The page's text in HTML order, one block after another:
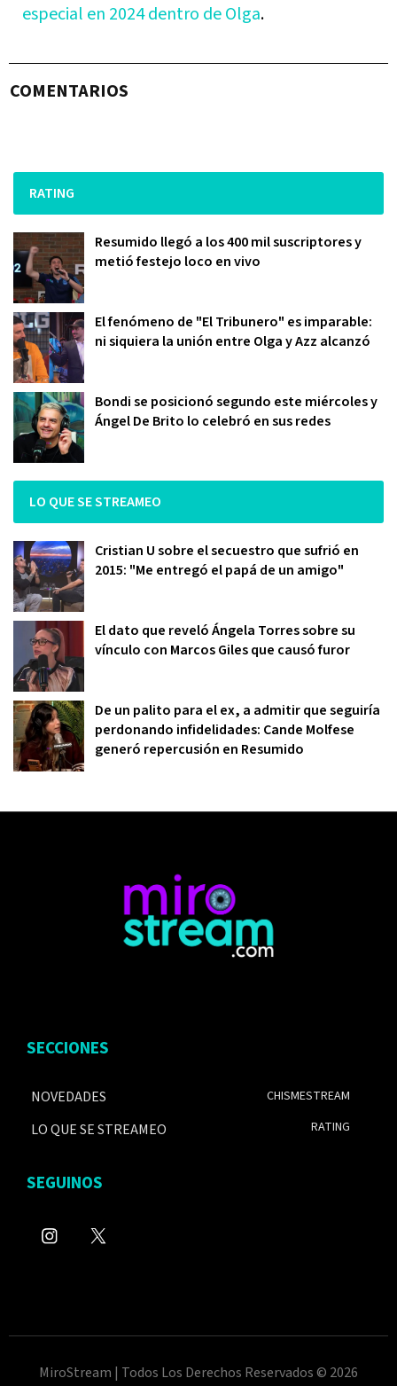
especial en 2024 dentro de Olga.
COMENTARIOS
RATING
Resumido llegó a los 400 mil suscriptores y
metió festejo loco en vivo
El fenómeno de "El Tribunero" es imparable:
ni siquiera la unión entre Olga y Azz alcanzó
Bondi se posicionó segundo este miércoles y
Ángel De Brito lo celebró en sus redes
LO QUE SE STREAMEO
Cristian U sobre el secuestro que sufrió en
2015: "Me entregó el papá de un amigo"
El dato que reveló Ángela Torres sobre su
vínculo con Marcos Giles que causó furor
De un palito para el ex, a admitir que seguiría
perdonando infidelidades: Cande Molfese
generó repercusión en Resumido
SECCIONES
NOVEDADES
LO QUE SE STREAMEO
CHISMESTREAM
RATING
SEGUINOS
MiroStream | Todos Los Derechos Reservados © 2026